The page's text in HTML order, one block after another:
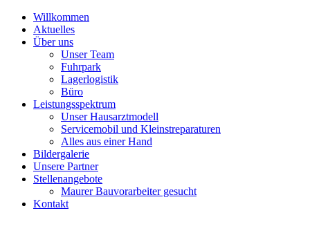
Willkommen
Aktuelles
Über uns
Unser Team
Fuhrpark
Lagerlogistik
Büro
Leistungsspektrum
Unser Hausarztmodell
Servicemobil und Kleinstreparaturen
Alles aus einer Hand
Bildergalerie
Unsere Partner
Stellenangebote
Maurer Bauvorarbeiter gesucht
Kontakt